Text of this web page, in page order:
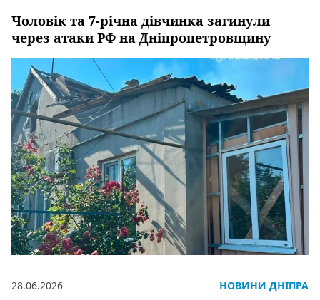
Чоловік та 7-річна дівчинка загинули
через атаки РФ на Дніпропетровщину
28.06.2026 НОВИНИ ДНІПРА